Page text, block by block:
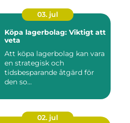
03. jul
Köpa lagerbolag: Viktigt att
veta
Att köpa lagerbolag kan vara
en strategisk och
tidsbesparande åtgärd för
den so...
02. jul